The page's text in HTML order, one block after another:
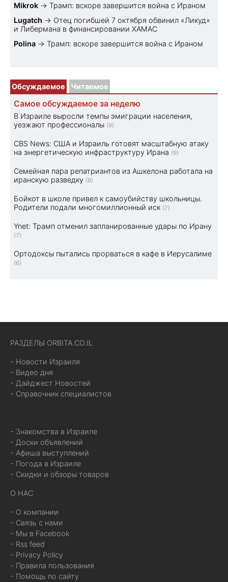
Mikrok → Трамп: вскоре завершится война с Ираном
Lugatch → Отец погибшей 7 октября обвинил «Ликуд»
и Либермана в финансировании ХАМАС
Polina → Трамп: вскоре завершится война с Ираном
Обсуждаемое Читаемое
Самое обсуждаемое за неделю
В Израиле выросли темпы эмиграции населения,
уезжают профессионалы (9)
CBS News: США и Израиль готовят масштабную атаку
на энергетическую инфраструктуру Ирана (9)
Семейная пара репатриантов из Ашкелона работала на
иранскую разведку (8)
Бойкот в школе привел к самоубийству школьницы.
Родители подали многомиллионный иск (7)
Ynet: Трамп отменил запланированные удары по Ирану
(7)
Ортодоксы пытались прорваться в кафе в Иерусалиме
(6)
РАЗДЕЛЫ ORBITA.CO.IL
- Новости Израиля
- Видео дня
- Дайджест Новостей
- Справочник специалистов
- Знакомства в Израиле
- Доски объявлений
- Афиша выступлений
- Погода в Израиле
- Скидки и обзоры товаров
О НАС
- О компании
- Связь с нами
- Мы в Facebook
- Rss feed
- Privacy Policy
- Правила пользования
- Помощь по сайту